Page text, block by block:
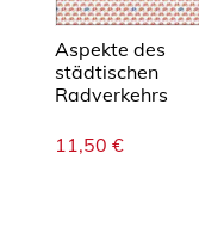
Aspekte des
städtischen
Radverkehrs
11,50 €